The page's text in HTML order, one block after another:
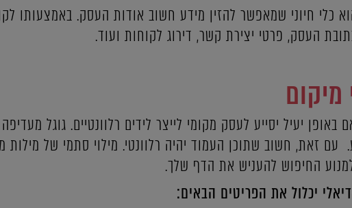
כלי חיוני שמאפשר להזין מידע חשוב אודות העסק. באמצעותו
העסק, פרטי יצירת קשר, דירוג לקוחות ועוד.
מיקום
יעיל יסייע לעסק מקומי לייצר לידים רלוונטיים. גוגל
זאת, חשוב שתוכן העמוד יהיה רלוונטי. מילוי סתמי של מילות
החיפוש להעניש את הדף שלך.
יכלול את הפריטים הבאים: